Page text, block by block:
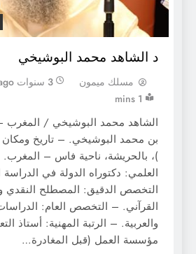
د الشاهد محمد البوشيخي
مسلك ميمون 3 سنوات ago
1 mins
الشاهد محمد البوشيخي / المغرب
)، بالحريشة، ناحية فاس –
العلمي: دكتوراه الدولة في
التخصص الدقيق: المصطلح النقدي
القرآني. – التخصص العام:
والعربية. – الرتبة المهنية: أستاذ
مؤسسة العمل (قبل المغادرة…